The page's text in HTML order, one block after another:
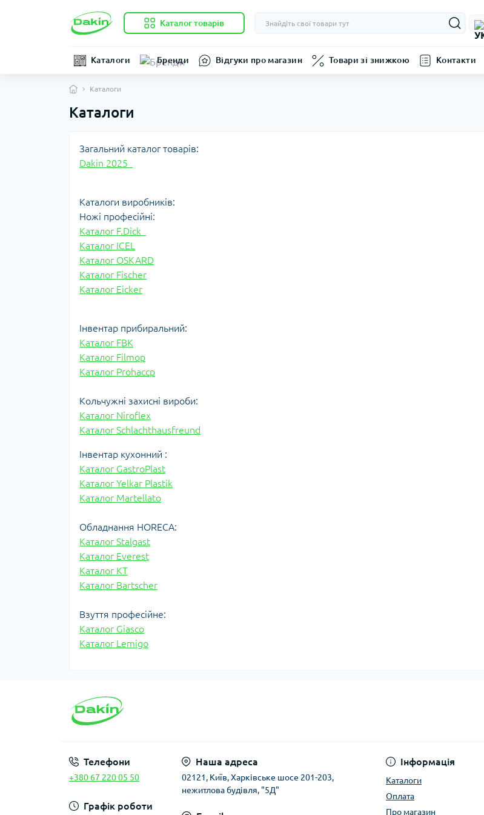
Каталог товарів
Каталоги Бренди Відгуки про магазин Товари зі знижкою Контакти
Каталоги
Каталоги
Загальний каталог товарів:
Dakin 2025
Каталоги виробників:
Ножі професійні:
Каталог F.Dick
Каталог ICEL
Каталог OSKARD
Каталог Fischer
Каталог Eicker
Інвентар прибиральний:
Каталог FBK
Каталог Filmop
Каталог Prohaccp
Кольчужні захисні вироби:
Каталог Niroflex
Каталог Schlachthausfreund
Інвентар кухонний :
Каталог GastroPlast
Каталог Yelkar Plastik
Каталог Martellato
Обладнання HORECA:
Каталог Stalgast
Каталог Everest
Каталог KT
Каталог Bartscher
Взуття професійне:
Каталог Giasco
Каталог Lemigo
Телефони
+380 67 220 05 50
Графік роботи
Наша адреса
02121, Київ, Харківське шосе 201-203,
нежитлова будівля, "5Д"
Інформація
Каталоги
Оплата
Про магазин